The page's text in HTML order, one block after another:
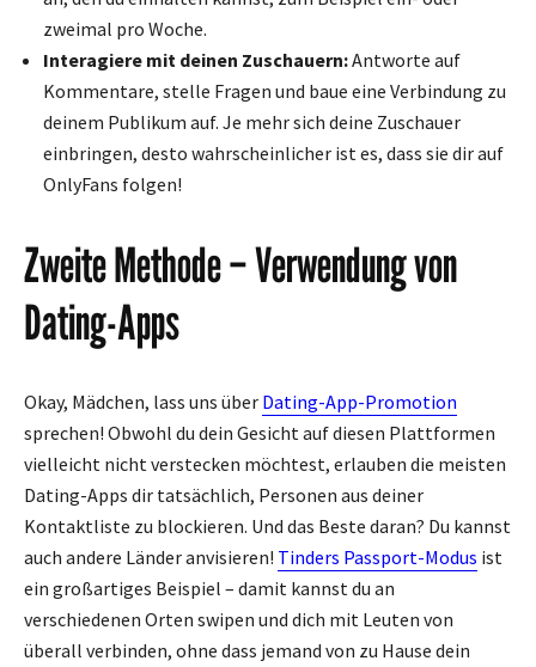
zweimal pro Woche.
Interagiere mit deinen Zuschauern:Antworte auf
Kommentare, stelle Fragen und baue eine Verbindung zu
deinem Publikum auf. Je mehr sich deine Zuschauer
einbringen, desto wahrscheinlicher ist es, dass sie dir auf
OnlyFans folgen!
Zweite Methode – Verwendung von
Dating-Apps
Okay, Mädchen, lass uns über Dating-App-Promotion
sprechen! Obwohl du dein Gesicht auf diesen Plattformen
vielleicht nicht verstecken möchtest, erlauben die meisten
Dating-Apps dir tatsächlich, Personen aus deiner
Kontaktliste zu blockieren. Und das Beste daran? Du kannst
auch andere Länder anvisieren! Tinders Passport-Modus ist
ein großartiges Beispiel – damit kannst du an
verschiedenen Orten swipen und dich mit Leuten von
überall verbinden, ohne dass jemand von zu Hause dein